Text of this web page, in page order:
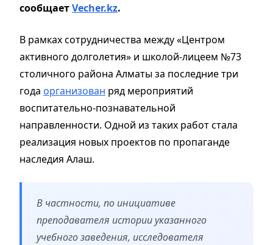
сообщаетVecher.kz.
В рамках сотрудничества между «Центром
активного долголетия» и школой-лицеем №73
столичного района Алматы за последние три
года организован ряд мероприятий
воспитательно-познавательной
направленности. Одной из таких работ стала
реализация новых проектов по пропаганде
наследия Алаш.
В частности, по инициативе
преподавателя истории указанного
учебного заведения, исследователя